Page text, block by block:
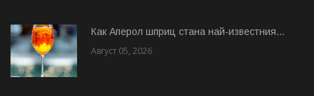
Как Аперол шприц стана най-известния...
Август 05, 2026